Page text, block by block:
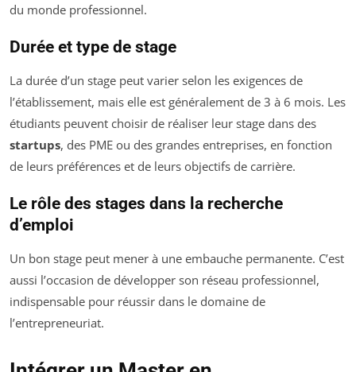
du monde professionnel.
Durée et type de stage
La durée d’un stage peut varier selon les exigences de
l’établissement, mais elle est généralement de 3 à 6 mois. Les
étudiants peuvent choisir de réaliser leur stage dans des
startups, des PME ou des grandes entreprises, en fonction
de leurs préférences et de leurs objectifs de carrière.
Le rôle des stages dans la recherche
d’emploi
Un bon stage peut mener à une embauche permanente. C’est
aussi l’occasion de développer son réseau professionnel,
indispensable pour réussir dans le domaine de
l’entrepreneuriat.